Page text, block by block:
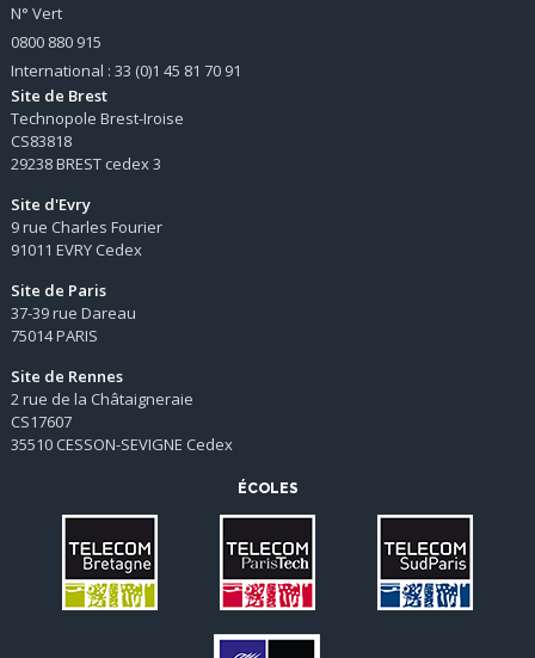
N° Vert
0800 880 915
International : 33 (0)1 45 81 70 91
Site de Brest
Technopole Brest-Iroise
CS83818
29238 BREST cedex 3
Site d'Evry
9 rue Charles Fourier
91011 EVRY Cedex
Site de Paris
37-39 rue Dareau
75014 PARIS
Site de Rennes
2 rue de la Châtaigneraie
CS17607
35510 CESSON-SEVIGNE Cedex
ÉCOLES